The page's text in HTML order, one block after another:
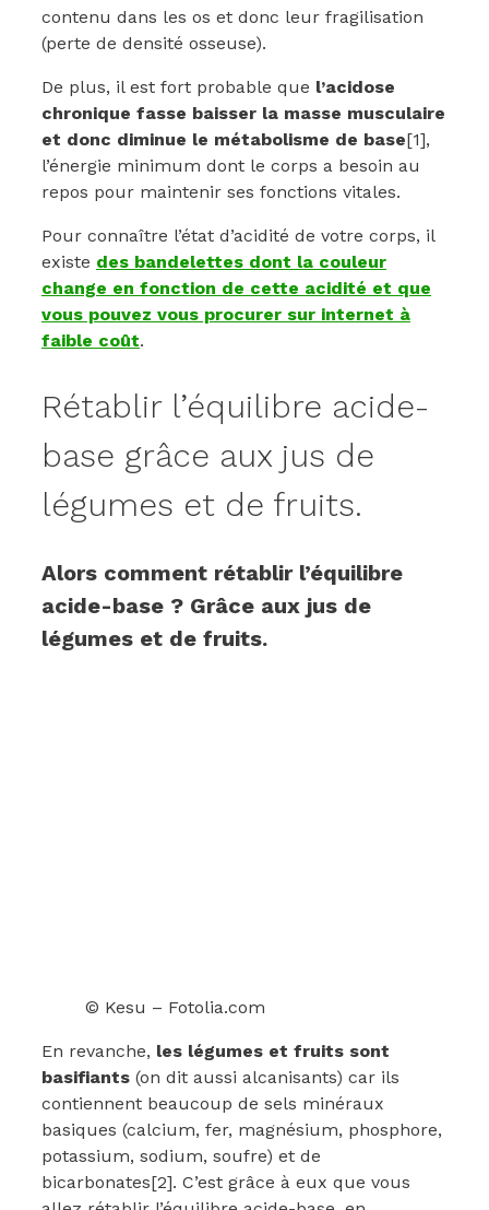
contenu dans les os et donc leur fragilisation
(perte de densité osseuse).
De plus, il est fort probable que l’acidose
chronique fasse baisser la masse musculaire
et donc diminue le métabolisme de base[1],
l’énergie minimum dont le corps a besoin au
repos pour maintenir ses fonctions vitales.
Pour connaître l’état d’acidité de votre corps, il
existe des bandelettes dont la couleur
change en fonction de cette acidité et que
vous pouvez vous procurer sur internet à
faible coût.
Rétablir l’équilibre acide-
base grâce aux jus de
légumes et de fruits.
Alors comment rétablir l’équilibre
acide-base ? Grâce aux jus de
légumes et de fruits.
© Kesu – Fotolia.com
En revanche, les légumes et fruits sont
basifiants (on dit aussi alcanisants) car ils
contiennent beaucoup de sels minéraux
basiques (calcium, fer, magnésium, phosphore,
potassium, sodium, soufre) et de
bicarbonates[2]. C’est grâce à eux que vous